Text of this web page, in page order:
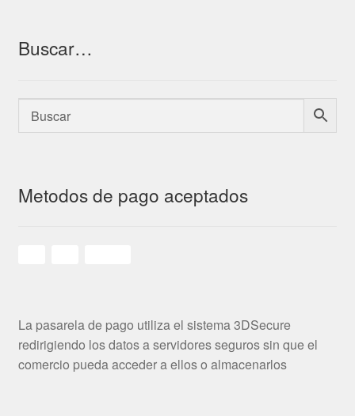
Buscar…
Metodos de pago aceptados
La pasarela de pago utiliza el sistema 3DSecure
redirigiendo los datos a servidores seguros sin que el
comercio pueda acceder a ellos o almacenarlos